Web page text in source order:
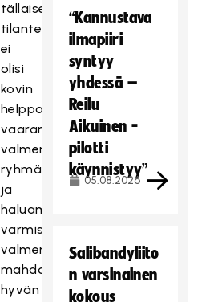
tällaisessa
tilanteessa
ei
olisi
kovin
helppoa
vaarantamatta
valmennustiimin
ryhmädynamiikkaa,
ja
haluamme
varmistaa
valmennustiimille
mahdollisimman
hyvän
“Kannustava
ilmapiiri
syntyy
yhdessä –
Reilu
Aikuinen -
pilotti
käynnistyy”
05.08.2026
Salibandyliito
n varsinainen
kokous